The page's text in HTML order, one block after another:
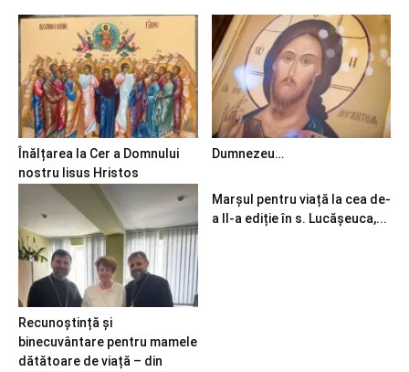
Înălțarea la Cer a Domnului
nostru Iisus Hristos
Dumnezeu…
Recunoștință și
binecuvântare pentru mamele
dătătoare de viață – din
Marșul pentru viață la cea de-
a II-a ediție în s. Lucășeuca,...